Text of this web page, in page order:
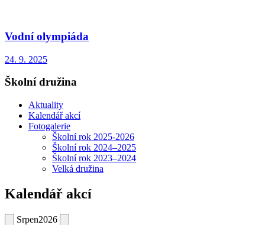
Vodní olympiáda
24. 9. 2025
Školní družina
Aktuality
Kalendář akcí
Fotogalerie
Školní rok 2025-2026
Školní rok 2024–2025
Školní rok 2023–2024
Velká družina
Kalendář akcí
Srpen2026